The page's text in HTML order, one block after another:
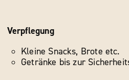
Verpflegung
Kleine Snacks, Brote etc.
Getränke bis zur